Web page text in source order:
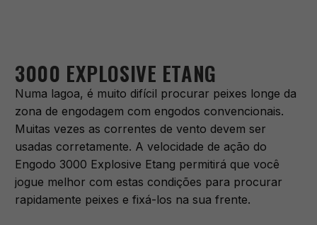
3000 EXPLOSIVE ETANG
Numa lagoa, é muito difícil procurar peixes longe da
zona de engodagem com engodos convencionais.
Muitas vezes as correntes de vento devem ser
usadas corretamente. A velocidade de ação do
Engodo 3000 Explosive Etang permitirá que você
jogue melhor com estas condições para procurar
rapidamente peixes e fixá-los na sua frente.